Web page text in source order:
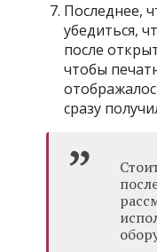
Последнее,
убедиться,
после
чтобы
сразу